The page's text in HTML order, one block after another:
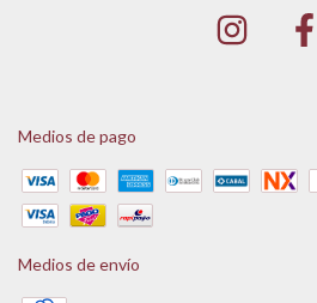
Medios de pago
Medios de envío